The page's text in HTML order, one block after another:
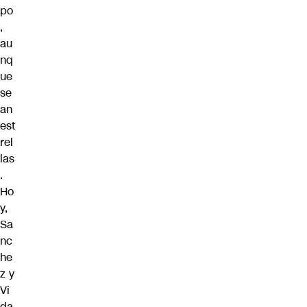
po
,
au
nq
ue
se
an
est
rel
las
.
Ho
y,
Sa
nc
he
z y
Vi